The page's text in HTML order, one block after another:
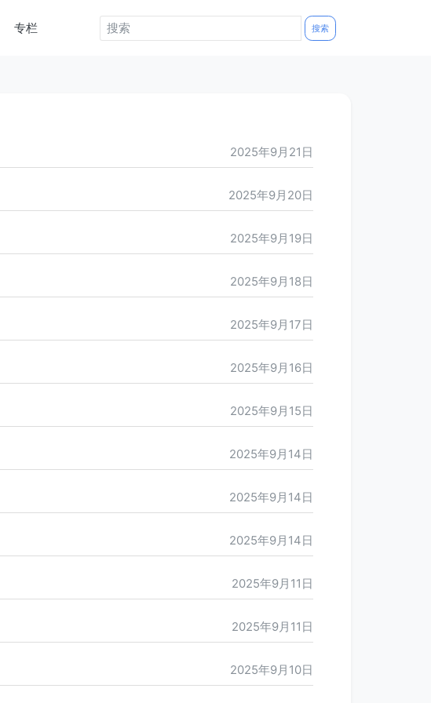
专栏 搜索
2025年9月21日
2025年9月20日
2025年9月19日
2025年9月18日
2025年9月17日
2025年9月16日
2025年9月15日
2025年9月14日
2025年9月14日
2025年9月14日
2025年9月11日
2025年9月11日
2025年9月10日